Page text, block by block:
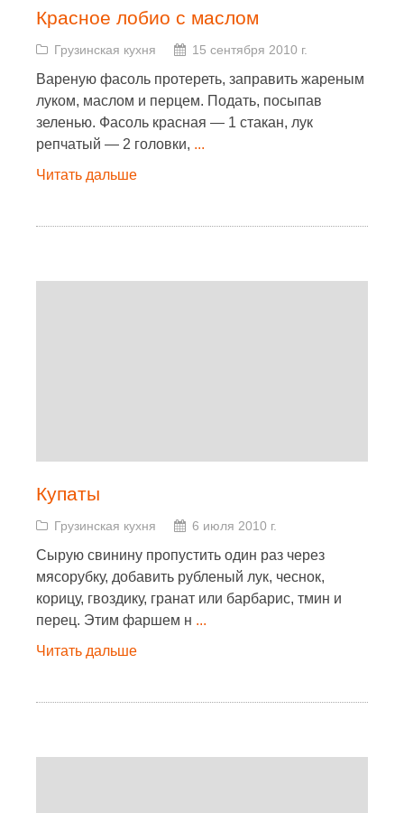
Красное лобио с маслом
Грузинская кухня 15 сентября 2010 г.
Вареную фасоль протереть, заправить жареным
луком, маслом и перцем. Подать, посыпав
зеленью. Фасоль красная — 1 стакан, лук
репчатый — 2 головки, ...
Читать дальше
Купаты
Грузинская кухня 6 июля 2010 г.
Сырую свинину пропустить один раз через
мясорубку, добавить рубленый лук, чеснок,
корицу, гвоздику, гранат или барбарис, тмин и
перец. Этим фаршем н ...
Читать дальше